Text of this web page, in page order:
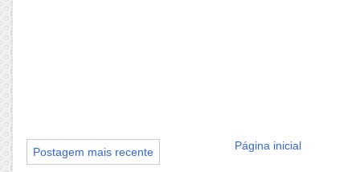
Postagem mais recente Página inicial